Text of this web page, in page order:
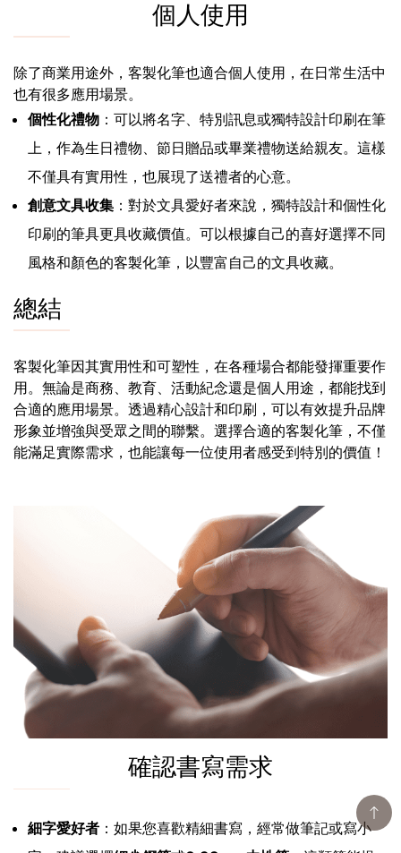
個人使用
除了商業用途外，客製化筆也適合個人使用，在日常生活中
也有很多應用場景。
個性化禮物 ：可以將名字、特別訊息或獨特設計印刷在筆
上，作為生日禮物、節日贈品或畢業禮物送給親友。這樣
不僅具有實用性，也展現了送禮者的心意。
創意文具收集 ：對於文具愛好者來說，獨特設計和個性化
印刷的筆具更具收藏價值。可以根據自己的喜好選擇不同
風格和顏色的客製化筆，以豐富自己的文具收藏。
總結
客製化筆因其實用性和可塑性，在各種場合都能發揮重要作
用。無論是商務、教育、活動紀念還是個人用途，都能找到
合適的應用場景。透過精心設計和印刷，可以有效提升品牌
形象並增強與受眾之間的聯繫。選擇合適的客製化筆，不僅
能滿足實際需求，也能讓每一位使用者感受到特別的價值！
確認書寫需求
細字愛好者 ：如果您喜歡精細書寫，經常做筆記或寫小